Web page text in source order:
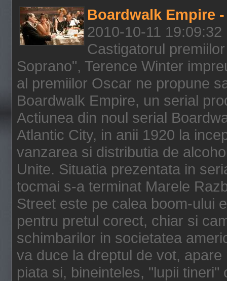
Boardwalk Empire
2010-10-11 19:09:32
Castigatorul
Soprano", Terence Winter
al premiilor Oscar ne propune
Boardwalk Empire, un serial
Actiunea din noul serial
Atlantic City, in anii 1920 la
vanzarea si distributia de
Unite. Situatia prezentata in
tocmai s-a terminat Marele
Street este pe calea boom-ului
pentru pretul corect, chiar si
schimbarilor in societatea
va duce la dreptul de vot,
piata si, bineinteles, "lupii